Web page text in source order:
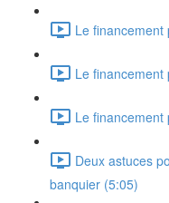
Le financement
Le financement
Le financement
Deux astuces
banquier (5:05)